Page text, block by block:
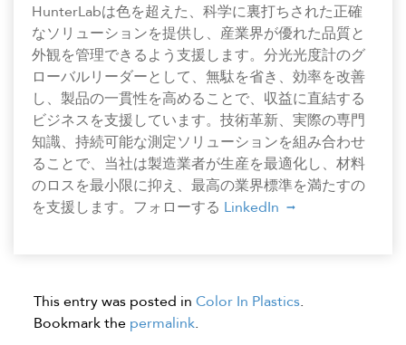
HunterLabは色を超えた、科学に裏打ちされた正確
なソリューションを提供し、産業界が優れた品質と
外観を管理できるよう支援します。分光光度計のグ
ローバルリーダーとして、無駄を省き、効率を改善
し、製品の一貫性を高めることで、収益に直結する
ビジネスを支援しています。技術革新、実際の専門
知識、持続可能な測定ソリューションを組み合わせ
ることで、当社は製造業者が生産を最適化し、材料
のロスを最小限に抑え、最高の業界標準を満たすの
を支援します。フォローする LinkedIn
This entry was posted in Color In Plastics.
Bookmark the permalink.